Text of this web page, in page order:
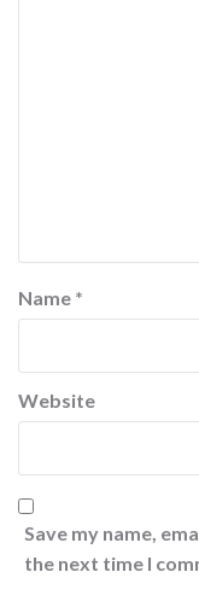
Name *
Website
Save my name,
the next time I